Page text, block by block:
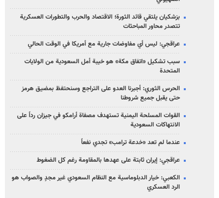
بزشكيان يلتقي قائد الثورة؛ الاقتصاد والحرب والتطورات العسكرية
تتصدر محاور المباحثات
عراقجي: ليس أي مفاوضات جارية مع أمريكا في الوقت الحالي
سبب تشكيل «اتفاق مكة» هو خيبة أمل السعودية من الولايات
المتحدة
الحرس الثوري: أجبرنا العدو على التراجع وسنحتفظ بمضيق هرمز
حتى يقبل جميع شروطنا
القوات المسلحة اليمنية تستهدف مصفاة أرامكو في جيزان رداً على
الانتهاكات السعودية
عندما لم تعد «خدعة ترامب» تجدي نفعاً
عراقجي: إيران ثابتة على عهدها بالمقاومة رغم كل الضغوط
الكعبي: خيار الدبلوماسية مع النظام السعودي غير مجدٍ والصواب هو
الرد العسكري